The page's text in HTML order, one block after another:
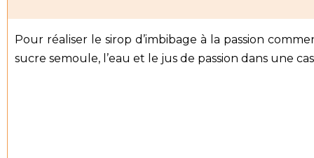
Pour réaliser le sirop d’imbibage à la passion
sucre semoule, l’eau et le jus de passion dans une